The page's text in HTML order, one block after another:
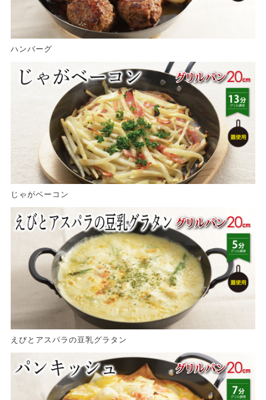
ハンバーグ
じゃがベーコン
えびとアスパラの豆乳グラタン